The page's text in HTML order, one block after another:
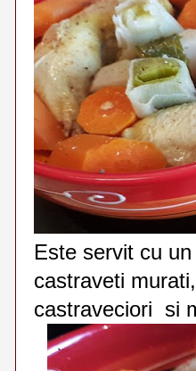
Este servit cu
castraveti
castraveciori si